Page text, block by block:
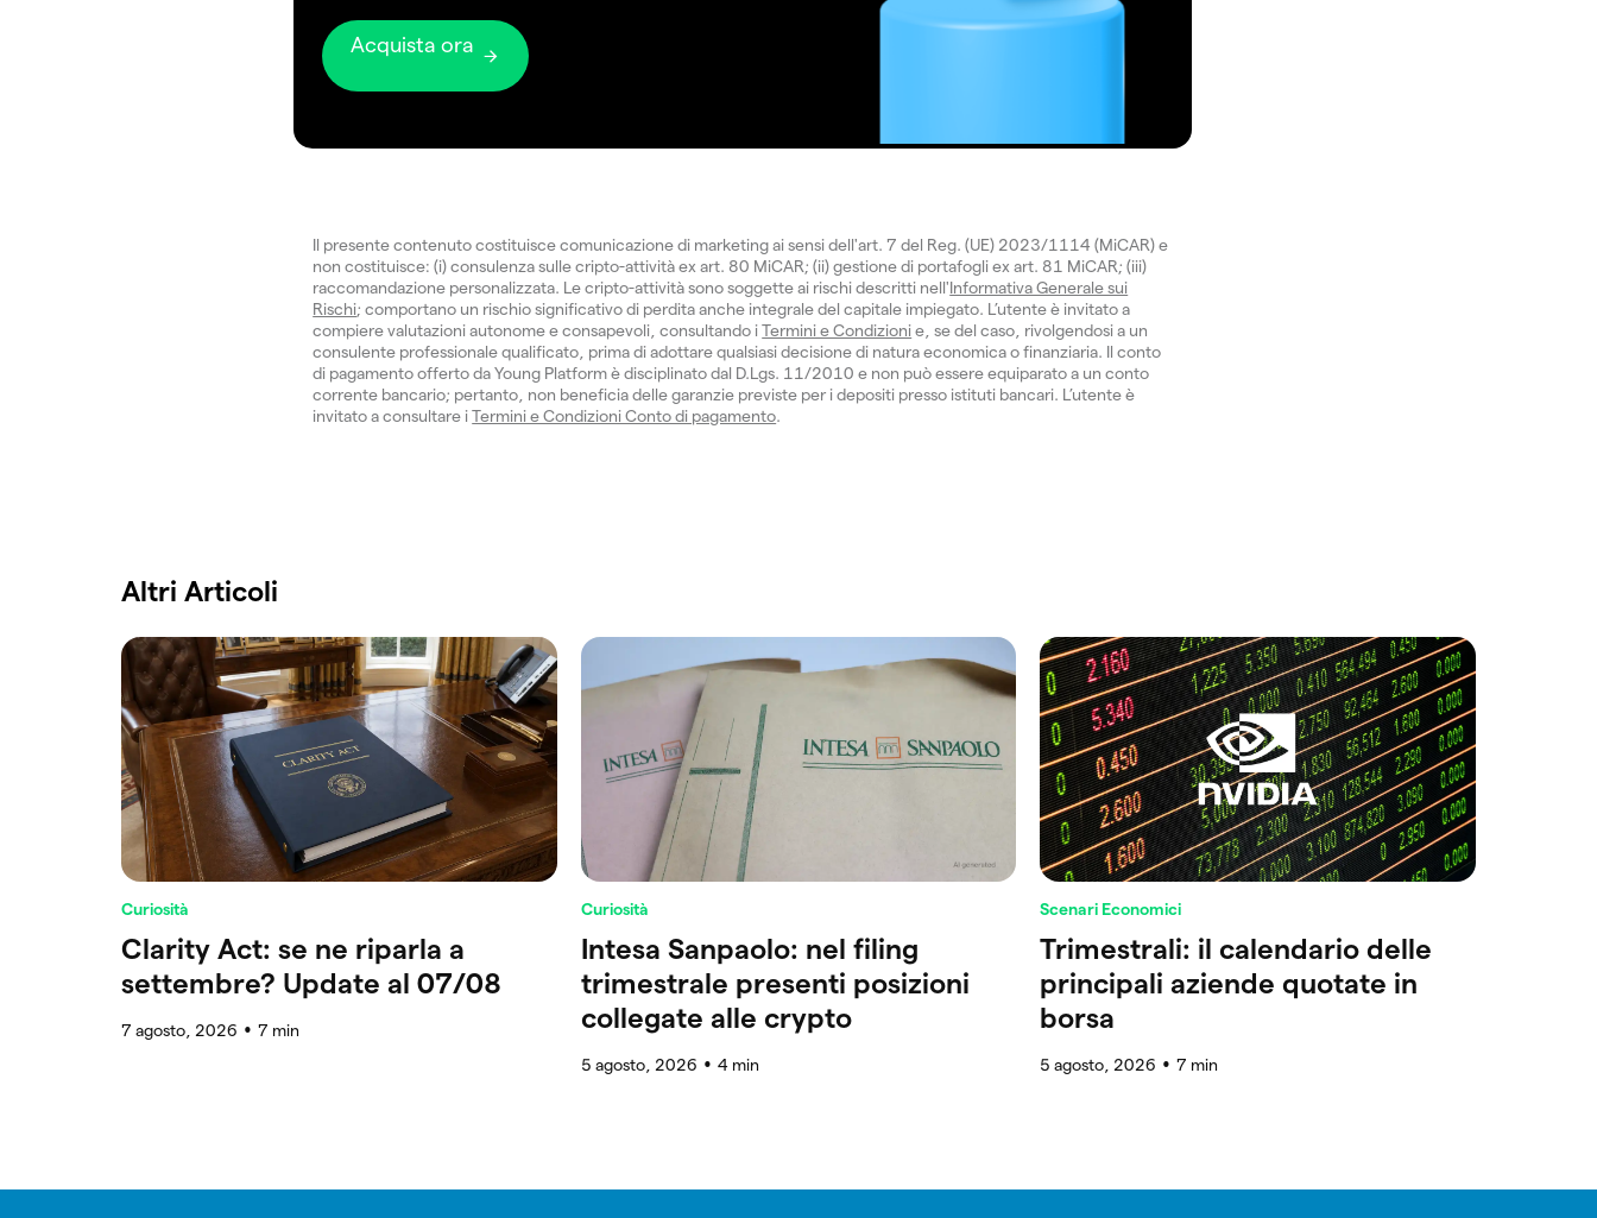
Acquista ora
Il presente contenuto costituisce comunicazione di marketing ai sensi dell'art. 7 del Reg. (UE) 2023/1114 (MiCAR) e
non costituisce: (i) consulenza sulle cripto-attività ex art. 80 MiCAR; (ii) gestione di portafogli ex art. 81 MiCAR; (iii)
raccomandazione personalizzata. Le cripto-attività sono soggette ai rischi descritti nell'Informativa Generale sui
Rischi; comportano un rischio significativo di perdita anche integrale del capitale impiegato. L’utente è invitato a
compiere valutazioni autonome e consapevoli, consultando iTermini e Condizionie, se del caso, rivolgendosi a un
consulente professionale qualificato, prima di adottare qualsiasi decisione di natura economica o finanziaria. Il conto
di pagamento offerto da Young Platform è disciplinato dal D.Lgs. 11/2010 e non può essere equiparato a un conto
corrente bancario; pertanto, non beneficia delle garanzie previste per i depositi presso istituti bancari. L’utente è
invitato a consultare iTermini e Condizioni Conto di pagamento.
Altri Articoli
Curiosità
Clarity Act: se ne riparla a
settembre? Update al 07/08
7 agosto, 2026 ● 7 min
Curiosità
Intesa Sanpaolo: nel filing
trimestrale presenti posizioni
collegate alle crypto
5 agosto, 2026 ● 4min
Scenari Economici
Trimestrali: il calendario delle
principali aziende quotate in
borsa
5 agosto, 2026 ● 7 min